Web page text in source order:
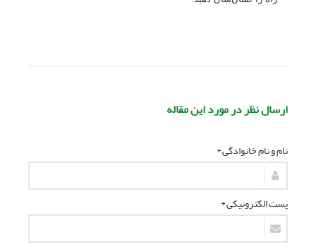
ارسال نظر در مورد این مقاله
نام و نام خانوادگی *
پست الکترونیکی *